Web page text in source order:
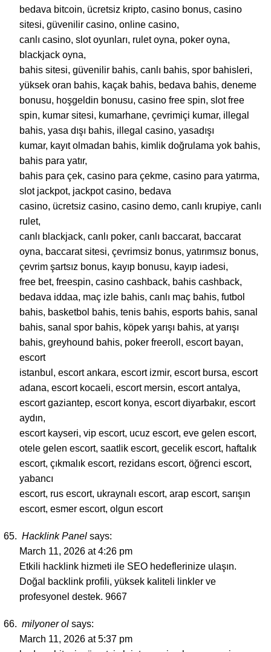
bedava bitcoin, ücretsiz kripto, casino bonus, casino
sitesi, güvenilir casino, online casino,
canlı casino, slot oyunları, rulet oyna, poker oyna,
blackjack oyna,
bahis sitesi, güvenilir bahis, canlı bahis, spor bahisleri,
yüksek oran bahis, kaçak bahis, bedava bahis, deneme
bonusu, hoşgeldin bonusu, casino free spin, slot free
spin, kumar sitesi, kumarhane, çevrimiçi kumar, illegal
bahis, yasa dışı bahis, illegal casino, yasadışı
kumar, kayıt olmadan bahis, kimlik doğrulama yok bahis,
bahis para yatır,
bahis para çek, casino para çekme, casino para yatırma,
slot jackpot, jackpot casino, bedava
casino, ücretsiz casino, casino demo, canlı krupiye, canlı
rulet,
canlı blackjack, canlı poker, canlı baccarat, baccarat
oyna, baccarat sitesi, çevrimsiz bonus, yatırımsız bonus,
çevrim şartsız bonus, kayıp bonusu, kayıp iadesi,
free bet, freespin, casino cashback, bahis cashback,
bedava iddaa, maç izle bahis, canlı maç bahis, futbol
bahis, basketbol bahis, tenis bahis, esports bahis, sanal
bahis, sanal spor bahis, köpek yarışı bahis, at yarışı
bahis, greyhound bahis, poker freeroll, escort bayan,
escort
istanbul, escort ankara, escort izmir, escort bursa, escort
adana, escort kocaeli, escort mersin, escort antalya,
escort gaziantep, escort konya, escort diyarbakır, escort
aydın,
escort kayseri, vip escort, ucuz escort, eve gelen escort,
otele gelen escort, saatlik escort, gecelik escort, haftalık
escort, çıkmalık escort, rezidans escort, öğrenci escort,
yabancı
escort, rus escort, ukraynalı escort, arap escort, sarışın
escort, esmer escort, olgun escort
Hacklink Panel says:
March 11, 2026 at 4:26 pm
Etkili hacklink hizmeti ile SEO hedeflerinize ulaşın.
Doğal backlink profili, yüksek kaliteli linkler ve
profesyonel destek. 9667
milyoner ol says:
March 11, 2026 at 5:37 pm